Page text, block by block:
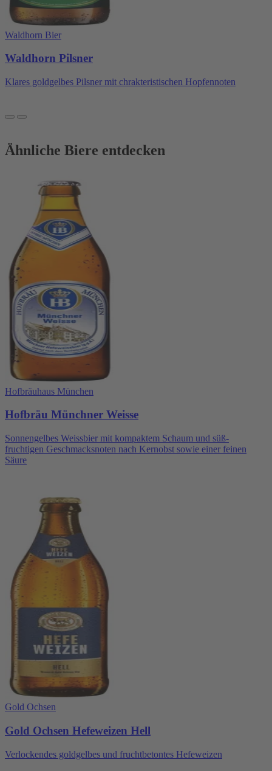
Waldhorn Bier
Waldhorn Pilsner
Klares goldgelbes Pilsner mit chrakteristischen Hopfennoten
Ähnliche Biere entdecken
Hofbräuhaus München
Hofbräu Münchner Weisse
Sonnengelbes Weissbier mit kompaktem Schaum und süß-
fruchtigen Geschmacksnoten nach Kernobst sowie einer feinen
Säure
Gold Ochsen
Gold Ochsen Hefeweizen Hell
Verlockendes goldgelbes und fruchtbetontes Hefeweizen